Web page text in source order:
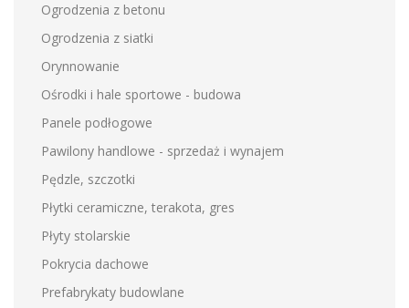
Ogrodzenia z betonu
Ogrodzenia z siatki
Orynnowanie
Ośrodki i hale sportowe - budowa
Panele podłogowe
Pawilony handlowe - sprzedaż i wynajem
Pędzle, szczotki
Płytki ceramiczne, terakota, gres
Płyty stolarskie
Pokrycia dachowe
Prefabrykaty budowlane